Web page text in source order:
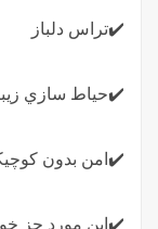
✔️تراس دلباز
✔️حياط سازي
✔️امن بدون
✔️اين مورد جز